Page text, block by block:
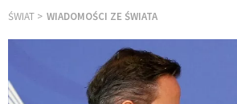
ŚWIAT WIADOMOŚCI ZE ŚWIATA